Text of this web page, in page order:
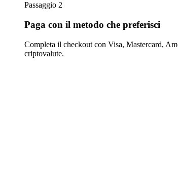
Passaggio 2
Paga con il metodo che preferisci
Completa il checkout con Visa, Mastercard,
criptovalute.